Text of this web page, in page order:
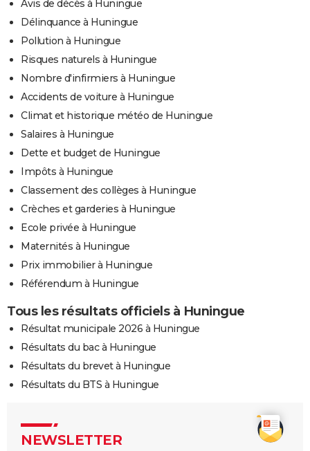
Avis de décès à Huningue
Délinquance à Huningue
Pollution à Huningue
Risques naturels à Huningue
Nombre d'infirmiers à Huningue
Accidents de voiture à Huningue
Climat et historique météo de Huningue
Salaires à Huningue
Dette et budget de Huningue
Impôts à Huningue
Classement des collèges à Huningue
Crèches et garderies à Huningue
Ecole privée à Huningue
Maternités à Huningue
Prix immobilier à Huningue
Référendum à Huningue
Tous les résultats officiels à Huningue
Résultat municipale 2026 à Huningue
Résultats du bac à Huningue
Résultats du brevet à Huningue
Résultats du BTS à Huningue
NEWSLETTER